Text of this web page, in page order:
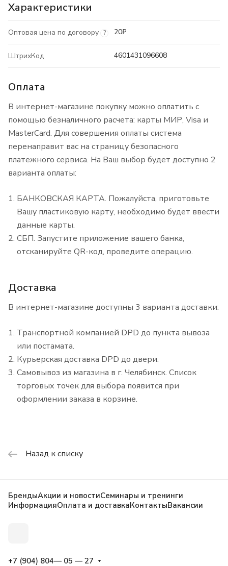
Характеристики
Оптовая цена по договору ? 20₽
ШтрихКод 4601431096608
Оплата
В интернет-магазине покупку можно оплатить с
помощью безналичного расчета: карты МИР, Visa и
MasterCard. Для совершения оплаты система
перенаправит вас на страницу безопасного
платежного сервиса. На Ваш выбор будет доступно 2
варианта оплаты:
БАНКОВСКАЯ КАРТА. Пожалуйста, приготовьте
Вашу пластиковую карту, необходимо будет ввести
данные карты.
СБП. Запустите приложение вашего банка,
отсканируйте QR-код, проведите операцию.
Доставка
В интернет-магазине доступны 3 варианта доставки:
Транспортной компанией DPD до пункта вывоза
или постамата.
Курьерская доставка DPD до двери.
Самовывоз из магазина в г. Челябинск. Список
торговых точек для выбора появится при
оформлении заказа в корзине.
Назад к списку
БрендыАкции и новостиСеминары и тренинги
ИнформацияОплата и доставкаКонтактыВакансии
+7 (904) 804— 05 — 27